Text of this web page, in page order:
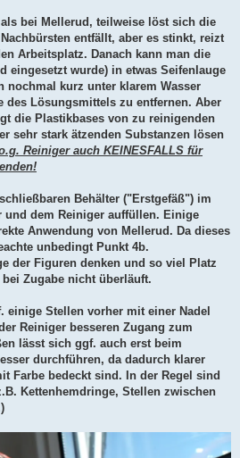
bei Mellerud, teilweise löst sich die
entfällt, aber es stinkt, reizt
Arbeitsplatz. Danach kann man die
eingesetzt wurde) in etwas Seifenlauge
nochmal kurz unter klarem Wasser
des Lösungsmittels zu entfernen. Aber
die Plastikbases von zu reinigenden
sehr stark ätzenden Substanzen lösen
Reiniger auch KEINESFALLS für
Behälter ("Erstgefäß") im
und dem Reiniger auffüllen. Einige
Anwendung von Mellerud. Da dieses
unbedingt Punkt 4b.
der Figuren denken und so viel Platz
Zugabe nicht überläuft.
einige Stellen vorher mit einer Nadel
Reiniger besseren Zugang zum
lässt sich ggf. auch erst beim
durchführen, da dadurch klarer
Farbe bedeckt sind. In der Regel sind
Kettenhemdringe, Stellen zwischen